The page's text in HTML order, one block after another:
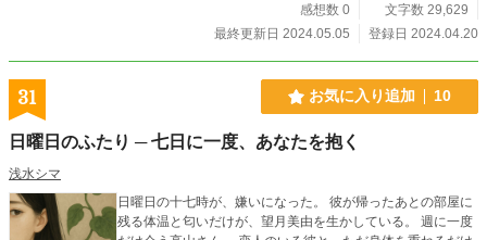
感想数 0
文字数 29,629
最終更新日 2024.05.05
登録日 2024.04.20
31 お気に入り追加 10
日曜日のふたり ─ 七日に一度、あなたを抱く
浅水シマ
日曜日の十七時が、嫌いになった。 彼が帰ったあとの部屋に
残る体温と匂いだけが、望月美由を生かしている。 週に一度